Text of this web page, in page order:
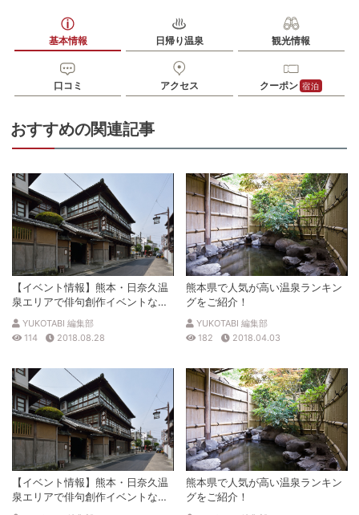
基本情報 日帰り温泉 観光情報
口コミ アクセス クーポン 宿泊
おすすめの関連記事
【イベント情報】熊本・日奈久温
泉エリアで俳句創作イベントなど
開催
YUKOTABI 編集部
114
2018.08.28
熊本県で人気が高い温泉ランキン
グをご紹介！
YUKOTABI 編集部
182
2018.04.03
【イベント情報】熊本・日奈久温
泉エリアで俳句創作イベントなど
開催
熊本県で人気が高い温泉ランキン
グをご紹介！